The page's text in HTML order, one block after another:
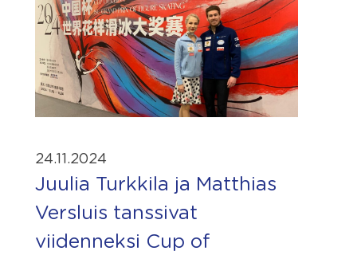
24.11.2024
Juulia Turkkila ja Matthias
Versluis tanssivat
viidenneksi Cup of